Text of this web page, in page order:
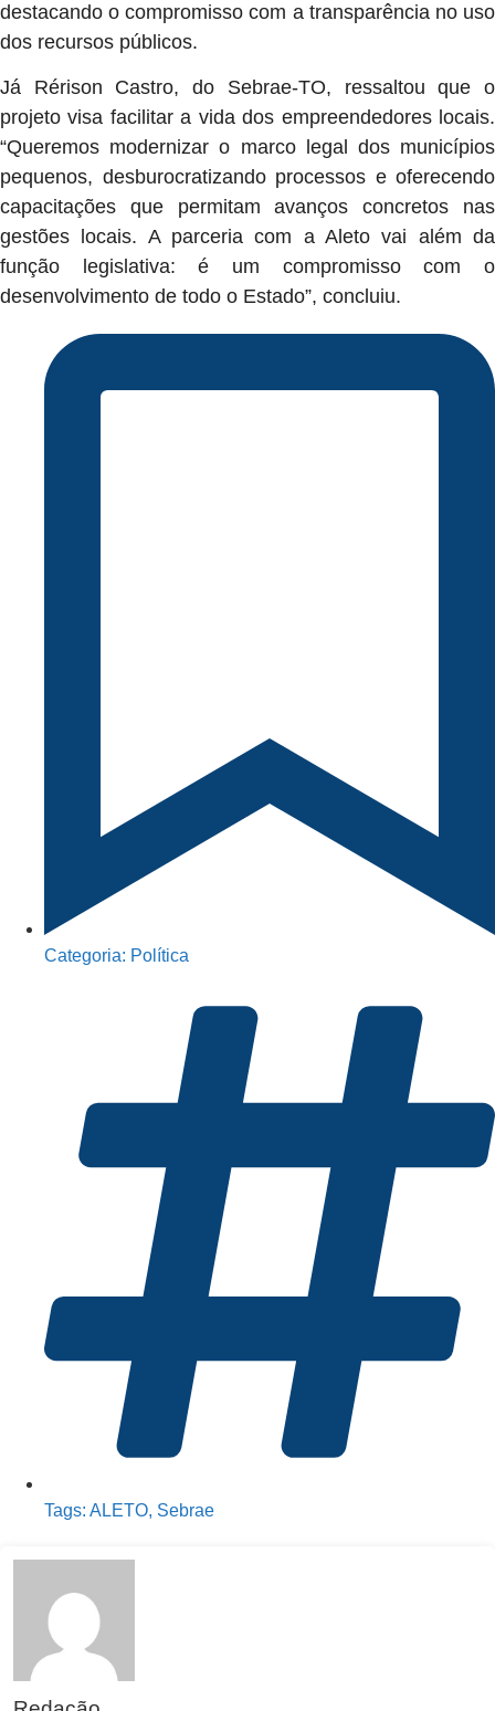
destacando o compromisso com a transparência no uso
dos recursos públicos.
Já Rérison Castro, do Sebrae-TO, ressaltou que o
projeto visa facilitar a vida dos empreendedores locais.
“Queremos modernizar o marco legal dos municípios
pequenos, desburocratizando processos e oferecendo
capacitações que permitam avanços concretos nas
gestões locais. A parceria com a Aleto vai além da
função legislativa: é um compromisso com o
desenvolvimento de todo o Estado”, concluiu.
Categoria: Política
Tags: ALETO, Sebrae